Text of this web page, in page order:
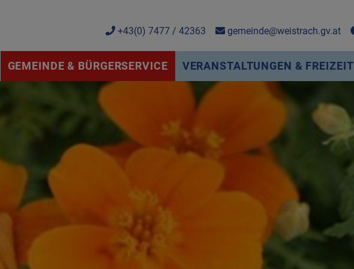
+43(0) 7477 / 42363 gemeinde@weistrach.gv.at
GEMEINDE & BÜRGERSERVICE VERANSTALTUNGEN & FREIZEIT